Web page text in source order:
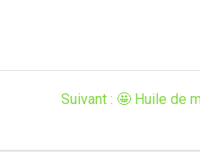
Suivant : Article
🤩 Huile de